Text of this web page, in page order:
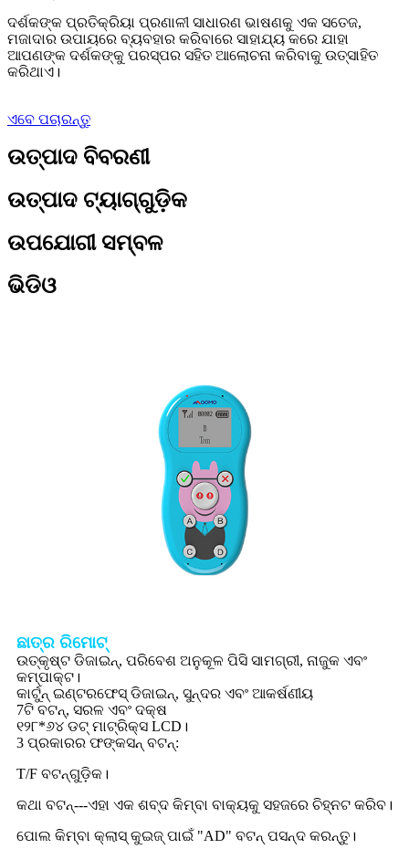
ଦର୍ଶକଙ୍କ ପ୍ରତିକ୍ରିୟା ପ୍ରଣାଳୀ ସାଧାରଣ ଭାଷଣକୁ ଏକ ସତେଜ,
ମଜାଦାର ଉପାୟରେ ବ୍ୟବହାର କରିବାରେ ସାହାଯ୍ୟ କରେ ଯାହା
ଆପଣଙ୍କ ଦର୍ଶକଙ୍କୁ ପରସ୍ପର ସହିତ ଆଲୋଚନା କରିବାକୁ ଉତ୍ସାହିତ
କରିଥାଏ।
ଏବେ ପଚାରନ୍ତୁ
ଉତ୍ପାଦ ବିବରଣୀ
ଉତ୍ପାଦ ଟ୍ୟାଗ୍‌ଗୁଡ଼ିକ
ଉପଯୋଗୀ ସମ୍ବଳ
ଭିଡିଓ
ଛାତ୍ର ରିମୋଟ୍
ଉତ୍କୃଷ୍ଟ ଡିଜାଇନ୍, ପରିବେଶ ଅନୁକୂଳ ପିସି ସାମଗ୍ରୀ, ନାଜୁକ ଏବଂ
କମ୍ପାକ୍ଟ।
କାର୍ଟୁନ୍ ଇଣ୍ଟରଫେସ୍ ଡିଜାଇନ୍, ସୁନ୍ଦର ଏବଂ ଆକର୍ଷଣୀୟ
7ଟି ବଟନ୍, ସରଳ ଏବଂ ଦକ୍ଷ
୧୨୮*୬୪ ଡଟ୍ ମାଟ୍ରିକ୍ସ LCD।
3 ପ୍ରକାରର ଫଙ୍କସନ୍ ବଟନ୍:
T/F ବଟନ୍‌ଗୁଡ଼ିକ।
କଥା ବଟନ୍---ଏହା ଏକ ଶବ୍ଦ କିମ୍ବା ବାକ୍ୟକୁ ସହଜରେ ଚିହ୍ନଟ କରିବ।
ପୋଲ କିମ୍ବା କ୍ଲାସ୍ କୁଇଜ୍ ପାଇଁ "AD" ବଟନ୍ ପସନ୍ଦ କରନ୍ତୁ।